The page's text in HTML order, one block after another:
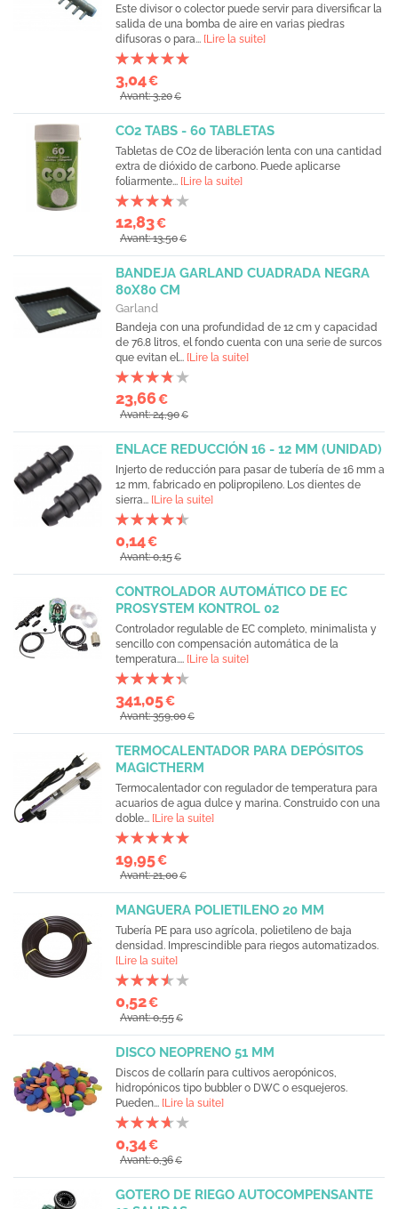
Este divisor o colector puede servir para diversificar la
salida de una bomba de aire en varias piedras
difusoras o para... [Lire la suite]
3,04€
Avant: 3,20€
CO2 TABS - 60 TABLETAS
Tabletas de CO2 de liberación lenta con una cantidad
extra de dióxido de carbono. Puede aplicarse
foliarmente... [Lire la suite]
12,83€
Avant: 13,50€
BANDEJA GARLAND CUADRADA NEGRA
80X80 CM
Garland
Bandeja con una profundidad de 12 cm y capacidad
de 76.8 litros, el fondo cuenta con una serie de surcos
que evitan el... [Lire la suite]
23,66€
Avant: 24,90€
ENLACE REDUCCIÓN 16 - 12 MM (UNIDAD)
Injerto de reducción para pasar de tubería de 16 mm a
12 mm, fabricado en polipropileno. Los dientes de
sierra... [Lire la suite]
0,14€
Avant: 0,15€
CONTROLADOR AUTOMÁTICO DE EC
PROSYSTEM KONTROL 02
Controlador regulable de EC completo, minimalista y
sencillo con compensación automática de la
temperatura.... [Lire la suite]
341,05€
Avant: 359,00€
TERMOCALENTADOR PARA DEPÓSITOS
MAGICTHERM
Termocalentador con regulador de temperatura para
acuarios de agua dulce y marina. Construido con una
doble... [Lire la suite]
19,95€
Avant: 21,00€
MANGUERA POLIETILENO 20 MM
Tubería PE para uso agrícola, polietileno de baja
densidad. Imprescindible para riegos automatizados.
[Lire la suite]
0,52€
Avant: 0,55€
DISCO NEOPRENO 51 MM
Discos de collarín para cultivos aeropónicos,
hidropónicos tipo bubbler o DWC o esquejeros.
Pueden... [Lire la suite]
0,34€
Avant: 0,36€
GOTERO DE RIEGO AUTOCOMPENSANTE